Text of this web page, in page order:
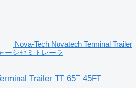
Nova-Tech Novatech Terminal Trailer
ーシセミトレーラ
Trailer TT 65T 45FT